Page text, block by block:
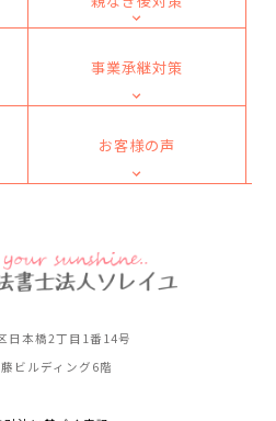
事業承継対策
お客様の声
日本橋2丁目1番14号
ビルディング6階